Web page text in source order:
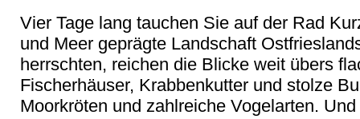
Vier Tage lang tauchen Sie auf der Rad
und Meer geprägte Landschaft
herrschten, reichen die Blicke weit übers
Fischerhäuser, Krabbenkutter und stolze
Moorkröten und zahlreiche Vogelarten.